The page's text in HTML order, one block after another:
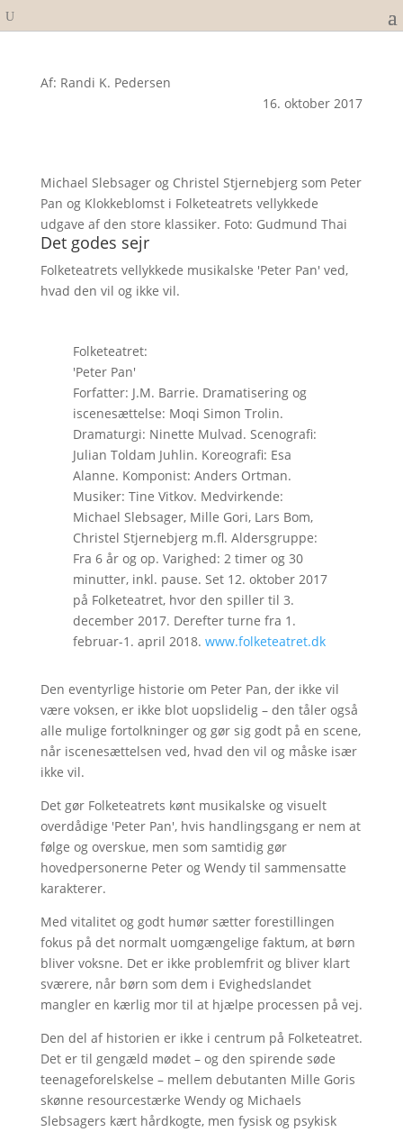
Af: Randi K. Pedersen
16. oktober 2017
Michael Slebsager og Christel Stjernebjerg som Peter
Pan og Klokkeblomst i Folketeatrets vellykkede
udgave af den store klassiker. Foto: Gudmund Thai
Det godes sejr
Folketeatrets vellykkede musikalske 'Peter Pan' ved,
hvad den vil og ikke vil.
Folketeatret:
'Peter Pan'
Forfatter: J.M. Barrie. Dramatisering og
iscenesættelse: Moqi Simon Trolin.
Dramaturgi: Ninette Mulvad. Scenografi:
Julian Toldam Juhlin. Koreografi: Esa
Alanne. Komponist: Anders Ortman.
Musiker: Tine Vitkov. Medvirkende:
Michael Slebsager, Mille Gori, Lars Bom,
Christel Stjernebjerg m.fl. Aldersgruppe:
Fra 6 år og op. Varighed: 2 timer og 30
minutter, inkl. pause. Set 12. oktober 2017
på Folketeatret, hvor den spiller til 3.
december 2017. Derefter turne fra 1.
februar-1. april 2018. www.folketeatret.dk
Den eventyrlige historie om Peter Pan, der ikke vil
være voksen, er ikke blot uopslidelig – den tåler også
alle mulige fortolkninger og gør sig godt på en scene,
når iscenesættelsen ved, hvad den vil og måske især
ikke vil.
Det gør Folketeatrets kønt musikalske og visuelt
overdådige 'Peter Pan', hvis handlingsgang er nem at
følge og overskue, men som samtidig gør
hovedpersonerne Peter og Wendy til sammensatte
karakterer.
Med vitalitet og godt humør sætter forestillingen
fokus på det normalt uomgængelige faktum, at børn
bliver voksne. Det er ikke problemfrit og bliver klart
sværere, når børn som dem i Evighedslandet
mangler en kærlig mor til at hjælpe processen på vej.
Den del af historien er ikke i centrum på Folketeatret.
Det er til gengæld mødet – og den spirende søde
teenageforelskelse – mellem debutanten Mille Goris
skønne resourcestærke Wendy og Michaels
Slebsagers kært hårdkogte, men fysisk og psykisk